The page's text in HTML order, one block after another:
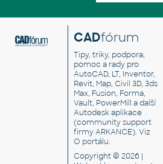
CADfórum
Tipy, triky, podpora,
pomoc a rady pro
AutoCAD, LT, Inventor,
Revit, Map, Civil 3D, 3ds
Max, Fusion, Forma,
Vault, PowerMill a další
Autodesk aplikace
(community support
firmy ARKANCE). Viz
O portálu.
Copyright © 2026 |